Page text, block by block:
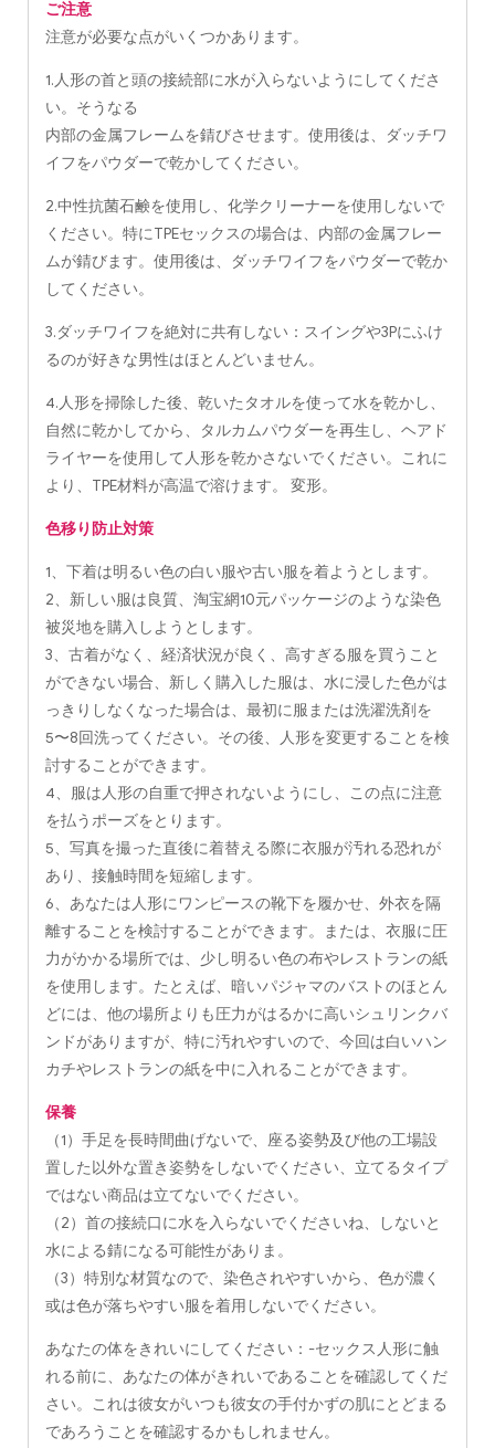
ご注意
注意が必要な点がいくつかあります。
1.人形の首と頭の接続部に水が入らないようにしてくださ
い。そうなる
内部の金属フレームを錆びさせます。使用後は、ダッチワ
イフをパウダーで乾かしてください。
2.中性抗菌石鹸を使用し、化学クリーナーを使用しないで
ください。特にTPEセックスの場合は、内部の金属フレー
ムが錆びます。使用後は、ダッチワイフをパウダーで乾か
してください。
3.ダッチワイフを絶対に共有しない：スイングや3Pにふけ
るのが好きな男性はほとんどいません。
4.人形を掃除した後、乾いたタオルを使って水を乾かし、
自然に乾かしてから、タルカムパウダーを再生し、ヘアド
ライヤーを使用して人形を乾かさないでください。これに
より、TPE材料が高温で溶けます。 変形。
色移り防止対策
1、下着は明るい色の白い服や古い服を着ようとします。
2、新しい服は良質、淘宝網10元パッケージのような染色
被災地を購入しようとします。
3、古着がなく、経済状況が良く、高すぎる服を買うこと
ができない場合、新しく購入した服は、水に浸した色がは
っきりしなくなった場合は、最初に服または洗濯洗剤を
5〜8回洗ってください。その後、人形を変更することを検
討することができます。
4、服は人形の自重で押されないようにし、この点に注意
を払うポーズをとります。
5、写真を撮った直後に着替える際に衣服が汚れる恐れが
あり、接触時間を短縮します。
6、あなたは人形にワンピースの靴下を履かせ、外衣を隔
離することを検討することができます。または、衣服に圧
力がかかる場所では、少し明るい色の布やレストランの紙
を使用します。たとえば、暗いパジャマのバストのほとん
どには、他の場所よりも圧力がはるかに高いシュリンクバ
ンドがありますが、特に汚れやすいので、今回は白いハン
カチやレストランの紙を中に入れることができます。
保養
（1）手足を長時間曲げないで、座る姿勢及び他の工場設
置した以外な置き姿勢をしないでください、立てるタイプ
ではない商品は立てないでください。
（2）首の接続口に水を入らないでくださいね、しないと
水による錆になる可能性がありま。
（3）特別な材質なので、染色されやすいから、色が濃く
或は色が落ちやすい服を着用しないでください。
あなたの体をきれいにしてください：-セックス人形に触
れる前に、あなたの体がきれいであることを確認してくだ
さい。これは彼女がいつも彼女の手付かずの肌にとどまる
であろうことを確認するかもしれません。